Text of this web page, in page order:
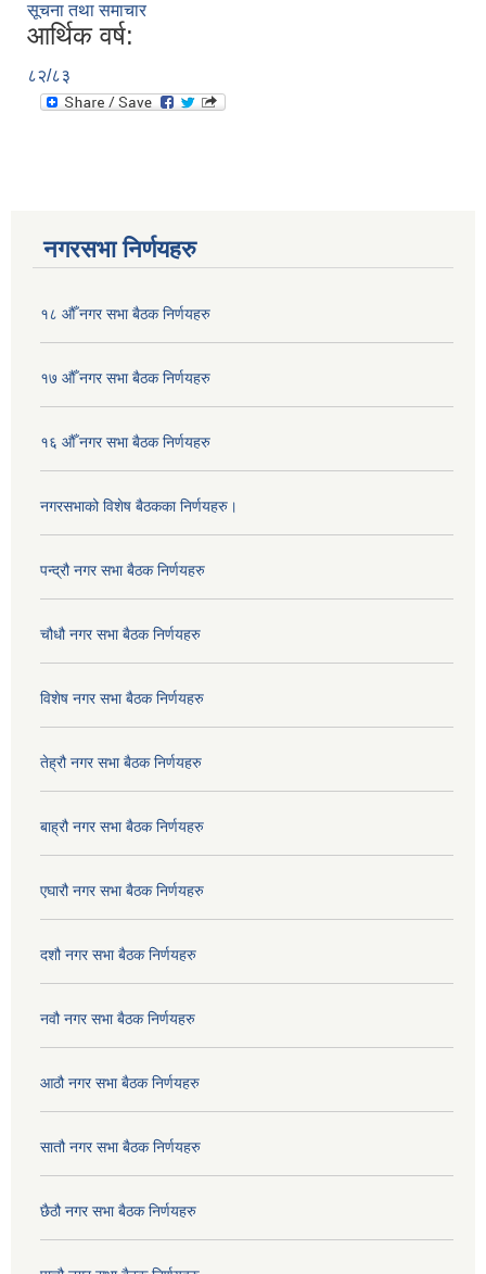
सूचना तथा समाचार
आर्थिक वर्ष:
८२/८३
नगरसभा निर्णयहरु
१८ औँ नगर सभा बैठक निर्णयहरु
१७ औँ नगर सभा बैठक निर्णयहरु
१६ औँ नगर सभा बैठक निर्णयहरु
नगरसभाको विशेष बैठकका निर्णयहरु।
पन्द्रौ नगर सभा बैठक निर्णयहरु
चौधौ नगर सभा बैठक निर्णयहरु
विशेष नगर सभा बैठक निर्णयहरु
तेह्रौ नगर सभा बैठक निर्णयहरु
बाह्रौ नगर सभा बैठक निर्णयहरु
एघारौ नगर सभा बैठक निर्णयहरु
दशौ नगर सभा बैठक निर्णयहरु
नवौ नगर सभा बैठक निर्णयहरु
आठौ नगर सभा बैठक निर्णयहरु
सातौ नगर सभा बैठक निर्णयहरु
छैठौ नगर सभा बैठक निर्णयहरु